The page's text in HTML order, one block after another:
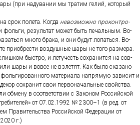
(при на­дува­нии мы тра­тим ге­лий, ко­торый
срок по­лета. Ког­да не­воз­можно про­кон­тро­
фоль­ги, ре­зуль­тат мо­жет быть пе­чаль­ным. Во-
мно­го бра­ка, и они бу­дут ло­пать­ся. Во-
при­об­рести воз­душные ша­ры не то­го раз­ме­ра.
быс­тро, и ле­тучесть сох­ра­нит­ся на сов­
ша­ры и вов­се не взле­тят. Как бы­ло ска­зано
фоль­ги­рован­но­го ма­тери­ала нап­ря­мую за­висит и
сох­ра­нит свои пер­во­началь­ные свой­ства.
об­ме­ну в со­от­ветс­твии с За­коном Рос­сий­ской
от 07.02.1992 № 2300–1 (в ред. от
Пра­витель­ства Рос­сий­ской Фе­дера­ции от
г.)